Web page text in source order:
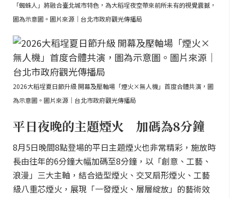
「蜘蛛人」將融合臺北城市特色，為大稻埕夜空帶來前所未有的視覺震撼，
圖為示意圖。圖片來源｜台北市政府觀光傳播局
2026大稻埕夏日節升級 開幕及壓軸場「煙火×無人機」首度合體共演，圖
為示意圖。圖片來源｜台北市政府觀光傳播局
平日夜晚的主題煙火 加碼為8分鐘
8月5日晚間8點登場的平日主題煙火也非常精彩，施放時
長由往年的6分鐘大幅加碼至8分鐘，以「創意、工藝、
浪漫」三大主軸，結合造型煙火、交叉扇形煙火、工藝
級八重芯煙火，展現「一發煙火、層層綻放」的藝術效